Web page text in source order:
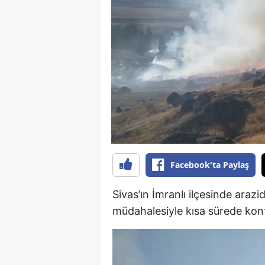
Facebook'ta Paylaş
Sivas’ın İmranlı ilçesinde
müdahalesiyle kısa sürede